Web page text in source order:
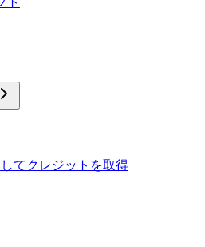
てクレジットを取得